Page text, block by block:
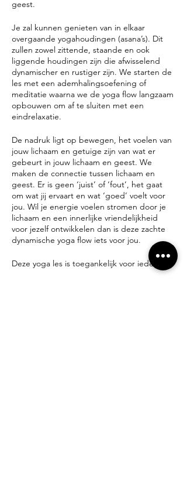
geest.
Je zal kunnen genieten van in elkaar
overgaande yogahoudingen (asana’s). Dit
zullen zowel zittende, staande en ook
liggende houdingen zijn die afwisselend
dynamischer en rustiger zijn. We starten de
les met een ademhalingsoefening of
meditatie waarna we de yoga flow langzaam
opbouwen om af te sluiten met een
eindrelaxatie.
De nadruk ligt op bewegen, het voelen van
jouw lichaam en getuige zijn van wat er
gebeurt in jouw lichaam en geest. We
maken de connectie tussen lichaam en
geest. Er is geen ‘juist’ of ‘fout’, het gaat
om wat jij ervaart en wat ‘goed’ voelt voor
jou. Wil je energie voelen stromen door je
lichaam en een innerlijke vriendelijkheid
voor jezelf ontwikkelen dan is deze zachte
dynamische yoga flow iets voor jou.
Deze yoga les is toegankelijk voor iedereen.